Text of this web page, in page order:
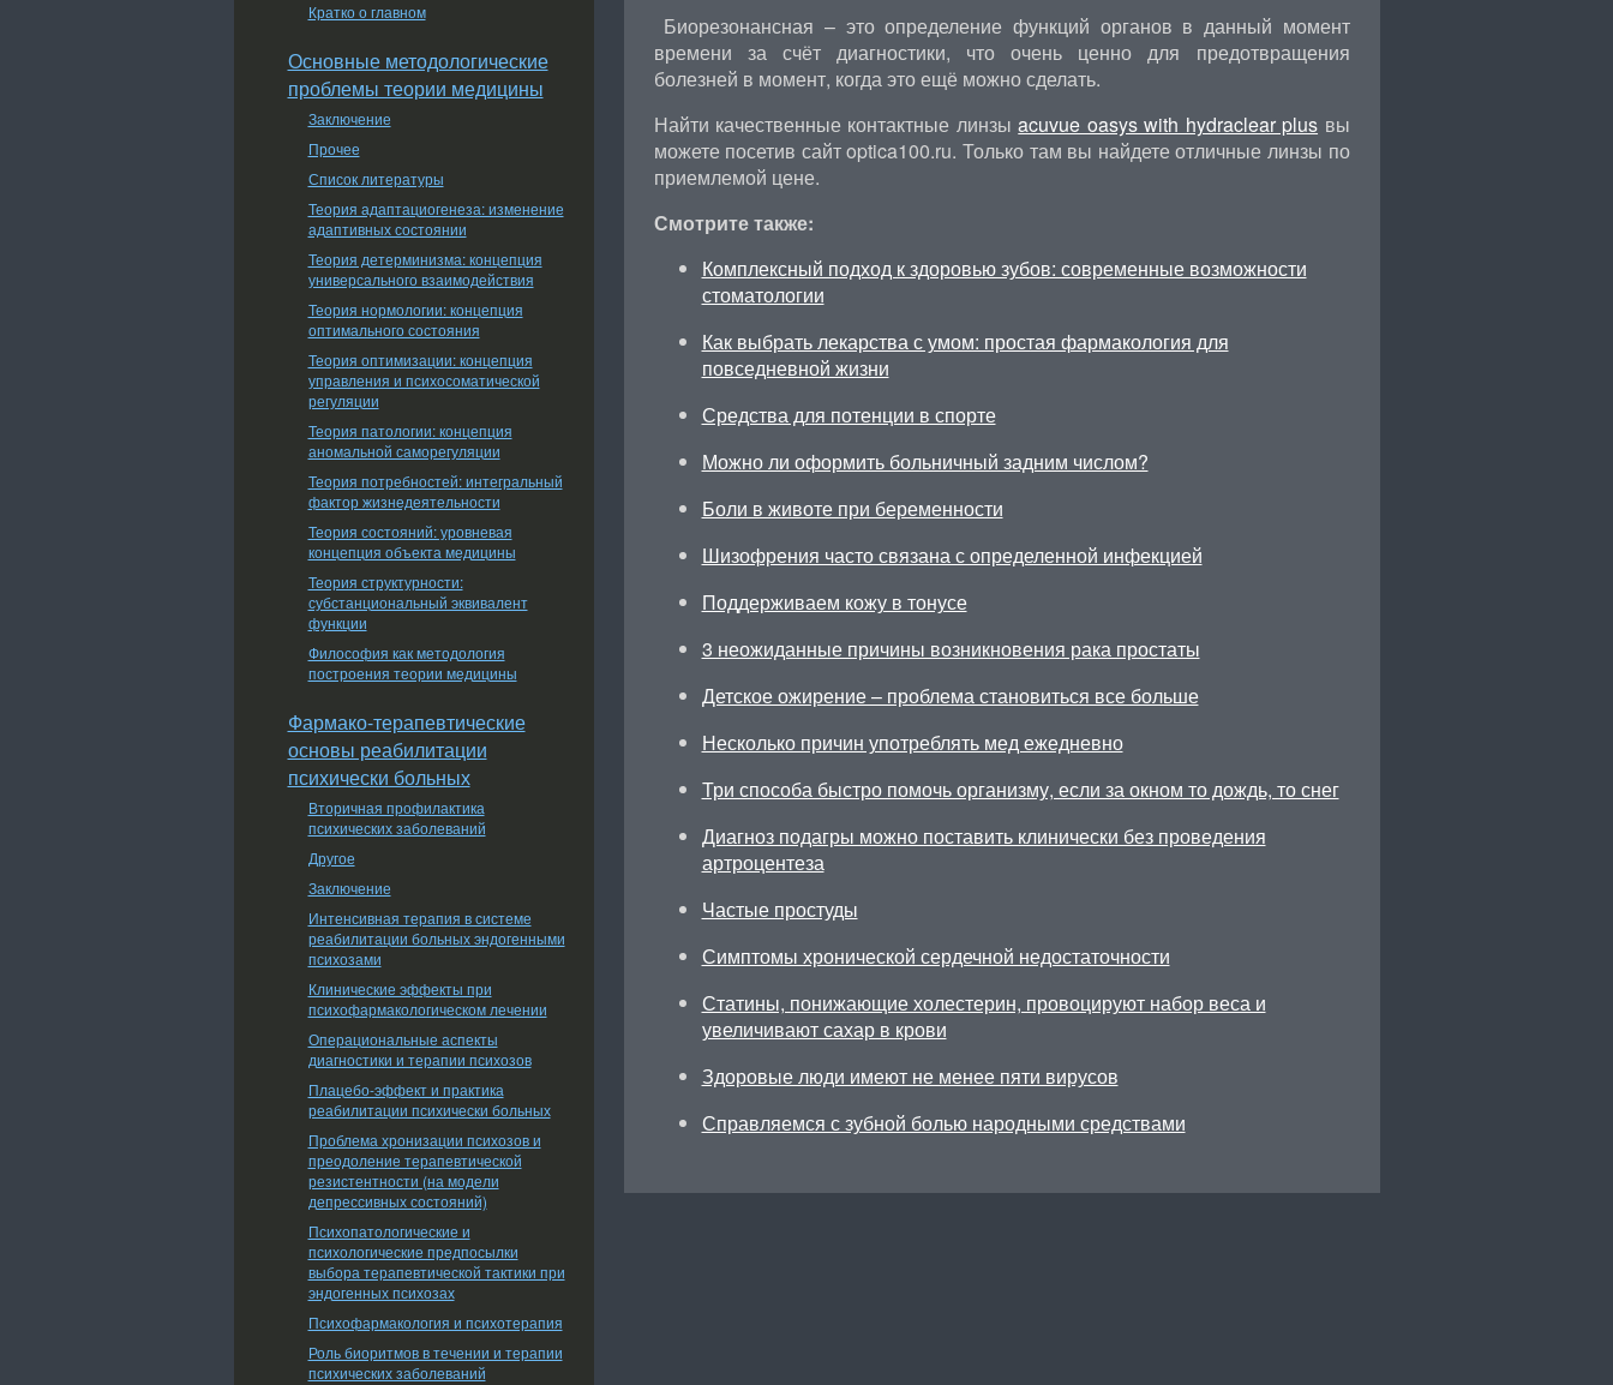
Биорезонансная – это определение функций органов в данный момент
времени за счёт диагностики, что очень ценно для предотвращения
болезней в момент, когда это ещё можно сделать.
Найти качественные контактные линзыacuvue oasys with hydraclear plus вы
можете посетив сайт optica100.ru. Только там вы найдете отличные линзы по
приемлемой цене.
Смотрите также:
Комплексный подход к здоровью зубов: современные возможности
стоматологии
Как выбрать лекарства с умом: простая фармакология для
повседневной жизни
Средства для потенции в спорте
Можно ли оформить больничный задним числом?
Боли в животе при беременности
Шизофрения часто связана с определенной инфекцией
Поддерживаем кожу в тонусе
3 неожиданные причины возникновения рака простаты
Детское ожирение – проблема становиться все больше
Несколько причин употреблять мед ежедневно
Три способа быстро помочь организму, если за окном то дождь, то снег
Диагноз подагры можно поставить клинически без проведения
артроцентеза
Частые простуды
Симптомы хронической сердечной недостаточности
Статины, понижающие холестерин, провоцируют набор веса и
увеличивают сахар в крови
Здоровые люди имеют не менее пяти вирусов
Справляемся с зубной болью народными средствами
Кратко о главном
Основные методологические
проблемы теории медицины
Заключение
Прочее
Список литературы
Теория адаптациогенеза: изменение
адаптивных состоянии
Теория детерминизма: концепция
универсального взаимодействия
Теория нормологии: концепция
оптимального состояния
Теория оптимизации: концепция
управления и психосоматической
регуляции
Теория патологии: концепция
аномальной саморегуляции
Теория потребностей: интегральный
фактор жизнедеятельности
Теория состояний: уровневая
концепция объекта медицины
Теория структурности:
субстанциональный эквивалент
функции
Философия как методология
построения теории медицины
Фармако-терапевтические
основы реабилитации
психически больных
Вторичная профилактика
психических заболеваний
Другое
Заключение
Интенсивная терапия в системе
реабилитации больных эндогенными
психозами
Клинические эффекты при
психофармакологическом лечении
Операциональные аспекты
диагностики и терапии психозов
Плацебо-эффект и практика
реабилитации психически больных
Проблема хронизации психозов и
преодоление терапевтической
резистентности (на модели
депрессивных состояний)
Психопатологические и
психологические предпосылки
выбора терапевтической тактики при
эндогенных психозах
Психофармакология и психотерапия
Роль биоритмов в течении и терапии
психических заболеваний